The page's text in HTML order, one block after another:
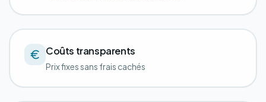
Coûts transparents
Prix fixes sans frais cachés